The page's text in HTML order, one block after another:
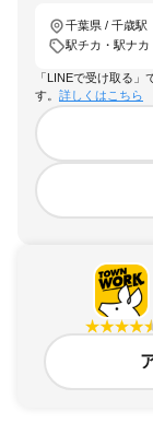
千葉県 / 千歳駅
駅チカ・駅ナカ
「LINEで受け取る
す。 詳しくはこちら